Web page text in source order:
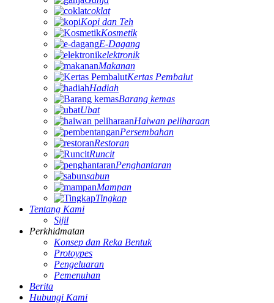
coklat
Kopi dan Teh
Kosmetik
E-Dagang
elektronik
Makanan
Kertas Pembalut
Hadiah
Barang kemas
Ubat
Haiwan peliharaan
Persembahan
Restoran
Runcit
Penghantaran
sabun
Mampan
Tingkap
Tentang Kami
Sijil
Perkhidmatan
Konsep dan Reka Bentuk
Protoypes
Pengeluaran
Pemenuhan
Berita
Hubungi Kami